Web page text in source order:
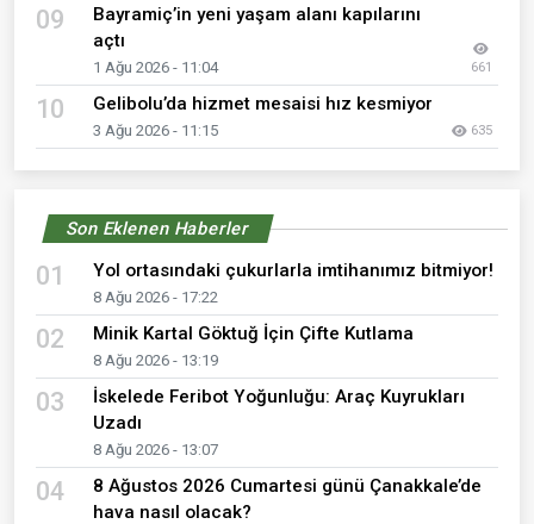
09
Bayramiç’in yeni yaşam alanı kapılarını
açtı
1 Ağu 2026 - 11:04 661
10 Gelibolu’da hizmet mesaisi hız kesmiyor
3 Ağu 2026 - 11:15 635
Son Eklenen Haberler
01 Yol ortasındaki çukurlarla imtihanımız bitmiyor!
8 Ağu 2026 - 17:22
02 Minik Kartal Göktuğ İçin Çifte Kutlama
8 Ağu 2026 - 13:19
03
İskelede Feribot Yoğunluğu: Araç Kuyrukları
Uzadı
8 Ağu 2026 - 13:07
04
8 Ağustos 2026 Cumartesi günü Çanakkale’de
hava nasıl olacak?